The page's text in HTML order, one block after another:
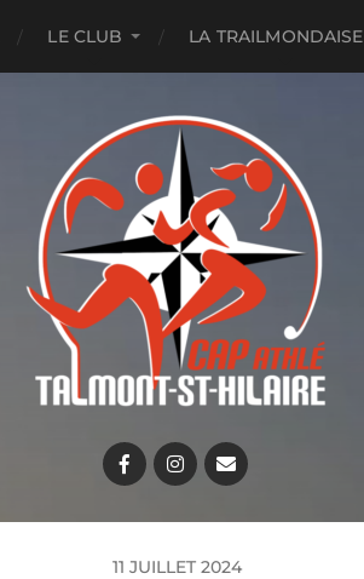
LE CLUB LA TRAILMONDAISE
11 JUILLET 2024